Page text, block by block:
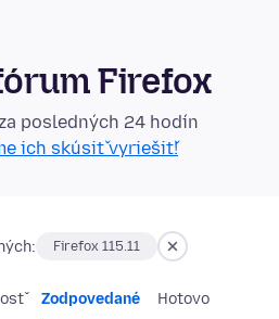
Firefox
posledných 24 hodín
ich skúsiť vyriešiť!
Firefox 115.11
Zodpovedané Hotovo